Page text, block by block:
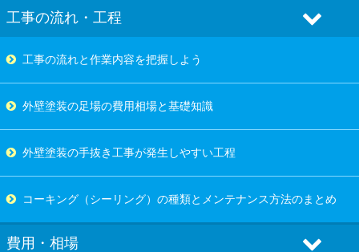
工事の流れ・工程
工事の流れと作業内容を把握しよう
外壁塗装の足場の費用相場と基礎知識
外壁塗装の手抜き工事が発生しやすい工程
コーキング（シーリング）の種類とメンテナンス方法のまとめ
費用・相場